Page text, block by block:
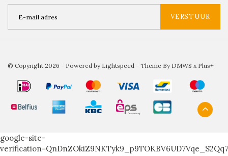
VERSTUUR
© Copyright 2026 - Powered by Lightspeed - Theme By DMWS x Plus+
google-site-